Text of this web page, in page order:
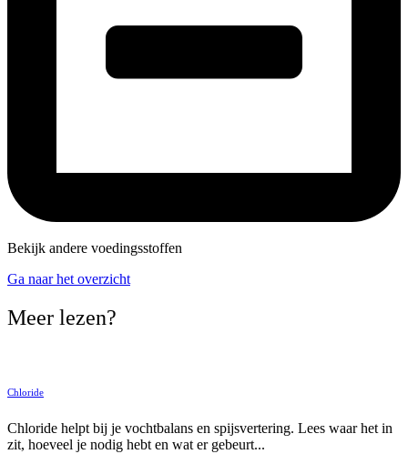
Bekijk andere voedingsstoffen
Ga naar het overzicht
Meer lezen?
Chloride
Chloride helpt bij je vochtbalans en spijsvertering. Lees waar het in
zit, hoeveel je nodig hebt en wat er gebeurt...